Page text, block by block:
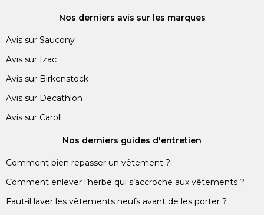
Nos derniers avis sur les marques
Avis sur Saucony
Avis sur Izac
Avis sur Birkenstock
Avis sur Decathlon
Avis sur Caroll
Nos derniers guides d'entretien
Comment bien repasser un vêtement ?
Comment enlever l’herbe qui s’accroche aux vêtements ?
Faut-il laver les vêtements neufs avant de les porter ?